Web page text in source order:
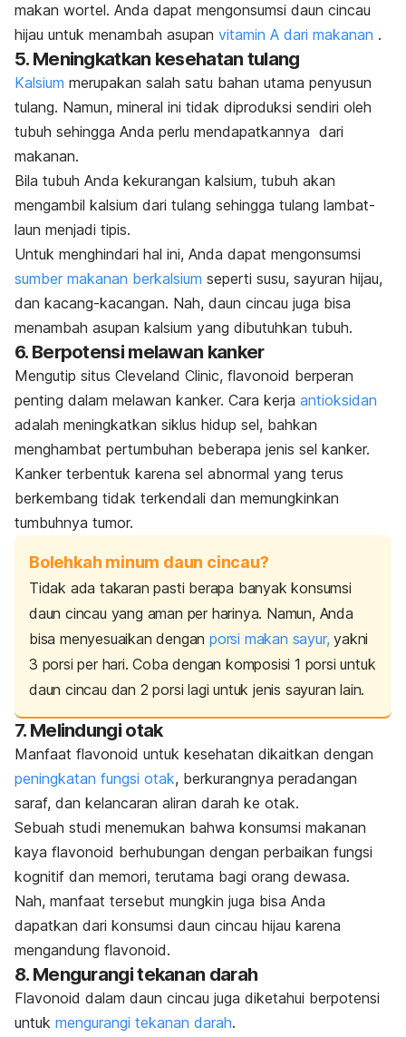
makan wortel. Anda dapat mengonsumsi daun cincau
hijau untuk menambah asupan vitamin A dari makanan .
5. Meningkatkan kesehatan tulang
Kalsium merupakan salah satu bahan utama penyusun
tulang. Namun, mineral ini tidak diproduksi sendiri oleh
tubuh sehingga Anda perlu mendapatkannya dari
makanan.
Bila tubuh Anda kekurangan kalsium, tubuh akan
mengambil kalsium dari tulang sehingga tulang lambat-
laun menjadi tipis.
Untuk menghindari hal ini, Anda dapat mengonsumsi
sumber makanan berkalsium seperti susu, sayuran hijau,
dan kacang-kacangan. Nah, daun cincau juga bisa
menambah asupan kalsium yang dibutuhkan tubuh.
6. Berpotensi melawan kanker
Mengutip situs Cleveland Clinic, flavonoid berperan
penting dalam melawan kanker. Cara kerja antioksidan
adalah meningkatkan siklus hidup sel, bahkan
menghambat pertumbuhan beberapa jenis sel kanker.
Kanker terbentuk karena sel abnormal yang terus
berkembang tidak terkendali dan memungkinkan
tumbuhnya tumor.
Bolehkah minum daun cincau?
Tidak ada takaran pasti berapa banyak konsumsi
daun cincau yang aman per harinya. Namun, Anda
bisa menyesuaikan denganporsi makan sayur,yakni
3 porsi per hari.Coba dengan komposisi 1 porsi untuk
daun cincau dan 2 porsi lagi untuk jenis sayuran lain.
7. Melindungi otak
Manfaat flavonoid untuk kesehatan dikaitkan dengan
peningkatan fungsi otak, berkurangnya peradangan
saraf, dan kelancaran aliran darah ke otak.
Sebuah studi menemukan bahwa konsumsi makanan
kaya flavonoid berhubungan dengan perbaikan fungsi
kognitif dan memori, terutama bagi orang dewasa.
Nah, manfaat tersebut mungkin juga bisa Anda
dapatkan dari konsumsi daun cincau hijau karena
mengandung flavonoid.
8. Mengurangi tekanan darah
Flavonoid dalam daun cincau juga diketahui berpotensi
untuk mengurangi tekanan darah.